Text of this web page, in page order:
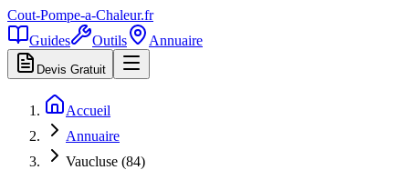
Cout-Pompe-a-Chaleur.fr
Guides
Outils Annuaire
Devis Gratuit
Accueil
Annuaire
Vaucluse (84)